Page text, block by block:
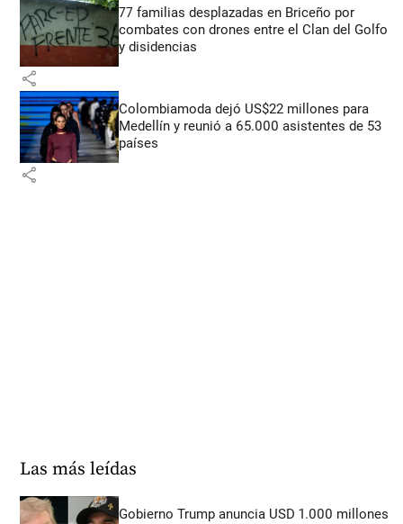
77 familias desplazadas en Briceño por
combates con drones entre el Clan del Golfo
y disidencias
share
Colombiamoda dejó US$22 millones para
Medellín y reunió a 65.000 asistentes de 53
países
share
Las más leídas
Gobierno Trump anuncia USD 1.000 millones